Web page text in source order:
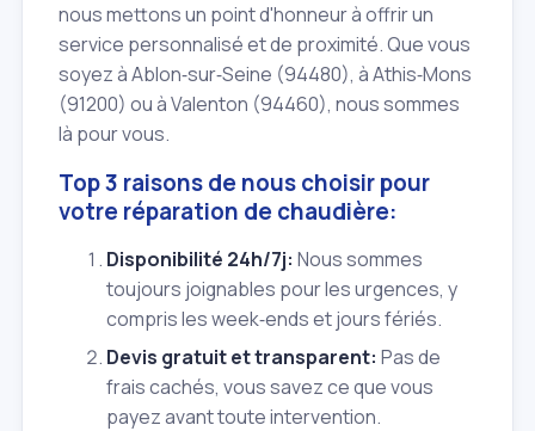
nous mettons un point d'honneur à offrir un
service personnalisé et de proximité. Que vous
soyez à Ablon‑sur‑Seine (94480), à Athis‑Mons
(91200) ou à Valenton (94460), nous sommes
là pour vous.
Top 3 raisons de nous choisir pour
votre réparation de chaudière:
Disponibilité 24h/7j: Nous sommes
toujours joignables pour les urgences, y
compris les week‑ends et jours fériés.
Devis gratuit et transparent: Pas de
frais cachés, vous savez ce que vous
payez avant toute intervention.